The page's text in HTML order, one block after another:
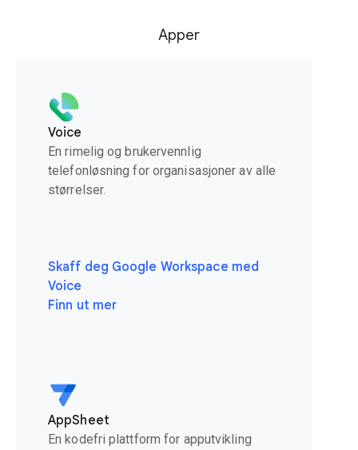
Apper
Voice
En rimelig og brukervennlig
telefonløsning for organisasjoner av alle
størrelser.
Skaff deg Google Workspace med
Voice
Finn ut mer
AppSheet
En kodefri plattform for apputvikling